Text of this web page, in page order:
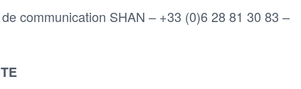
communication SHAN – +33 (0)6 28 81 30 83 –